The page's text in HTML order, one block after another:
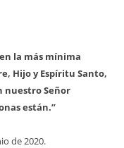
la más mínima
Hijo y Espíritu Santo,
nuestro Señor
están.”
de 2020.